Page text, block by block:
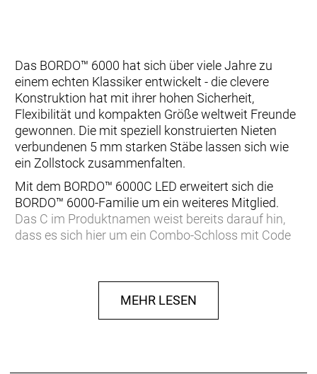
Das BORDO™ 6000 hat sich über viele Jahre zu
einem echten Klassiker entwickelt - die clevere
Konstruktion hat mit ihrer hohen Sicherheit,
Flexibilität und kompakten Größe weltweit Freunde
gewonnen. Die mit speziell konstruierten Nieten
verbundenen 5 mm starken Stäbe lassen sich wie
ein Zollstock zusammenfalten.
Mit dem BORDO™ 6000C LED erweitert sich die
BORDO™ 6000-Familie um ein weiteres Mitglied.
Das C im Produktnamen weist bereits darauf hin,
dass es sich hier um ein Combo-Schloss mit Code
in der Dunkelheit zu erkennen. Besteht die Sorge, die
Zahlen könnten sich mit der Zeit abnutzen oder
verblassen? Nicht nötig - die Zahlen sind nicht
MEHR LESEN